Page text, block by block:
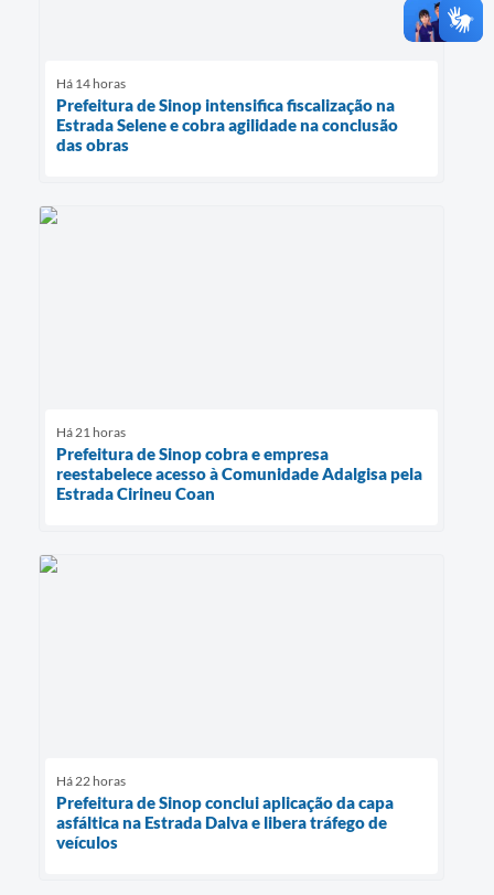
Há 14 horas
Prefeitura de Sinop intensifica fiscalização na
Estrada Selene e cobra agilidade na conclusão
das obras
Há 21 horas
Prefeitura de Sinop cobra e empresa
reestabelece acesso à Comunidade Adalgisa pela
Estrada Cirineu Coan
Há 22 horas
Prefeitura de Sinop conclui aplicação da capa
asfáltica na Estrada Dalva e libera tráfego de
veículos